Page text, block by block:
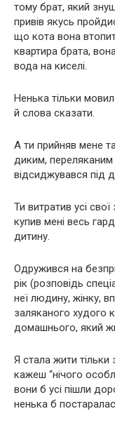
тому брат, який
привів якусь
що кота вона
квартира брата,
вода на киселі.
Ненька тільки
й слова сказати.
А ти прийняв мене
диким,
відсиджувався під
Ти витратив усі
купив мені весь
дитину.
Одружився на
рік (розповідь
неї людину, жінку,
заляканого худого
домашнього, який
Я стала жити тільки
кажеш “нічого
вони б усі пішли
ненька б